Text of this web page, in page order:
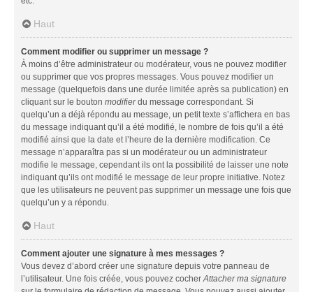
Haut
Comment modifier ou supprimer un message ?
À moins d’être administrateur ou modérateur, vous ne pouvez modifier
ou supprimer que vos propres messages. Vous pouvez modifier un
message (quelquefois dans une durée limitée après sa publication) en
cliquant sur le bouton modifierdu message correspondant. Si
quelqu’un a déjà répondu au message, un petit texte s’affichera en bas
du message indiquant qu’il a été modifié, le nombre de fois qu’il a été
modifié ainsi que la date et l’heure de la dernière modification. Ce
message n’apparaîtra pas si un modérateur ou un administrateur
modifie le message, cependant ils ont la possibilité de laisser une note
indiquant qu’ils ont modifié le message de leur propre initiative. Notez
que les utilisateurs ne peuvent pas supprimer un message une fois que
quelqu’un y a répondu.
Haut
Comment ajouter une signature à mes messages ?
Vous devez d’abord créer une signature depuis votre panneau de
l’utilisateur. Une fois créée, vous pouvez cocherAttacher ma signature